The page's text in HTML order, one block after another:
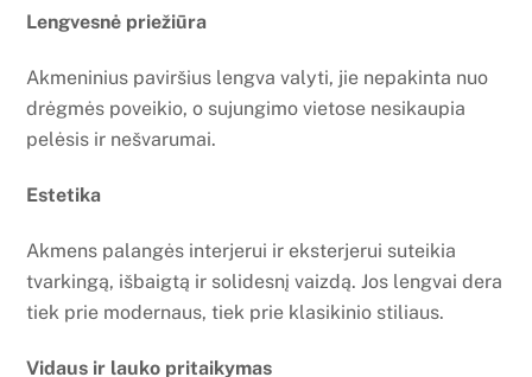
Lengvesnė priežiūra
Akmeninius paviršius lengva valyti, jie nepakinta nuo
drėgmės poveikio, o sujungimo vietose nesikaupia
pelėsis ir nešvarumai.
Estetika
Akmens palangės interjerui ir eksterjerui suteikia
tvarkingą, išbaigtą ir solidesnį vaizdą. Jos lengvai dera
tiek prie modernaus, tiek prie klasikinio stiliaus.
Vidaus ir lauko pritaikymas